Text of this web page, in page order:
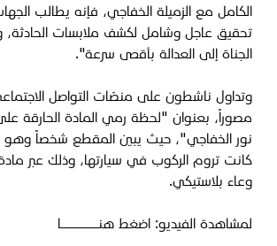
الكامل مع الزميلة الخفاجي، فإنه يطالب
تحقيق عاجل وشامل لكشف ملابسات
الجناة إلى العدالة بأقصى سرعة".
وتداول ناشطون على منصّات التواصل
مصوراً، بعنوان "لحظة رمي المادة الحارقة
نور الخفاجي"، حيث يبين المقطع شخصاً وهو
كانت تروم الركوب في سيارتها، وذلك عبر
وعاء بلاستيكي.
لمشاهدة الفيديو: اضغط هنــــــــــــــا